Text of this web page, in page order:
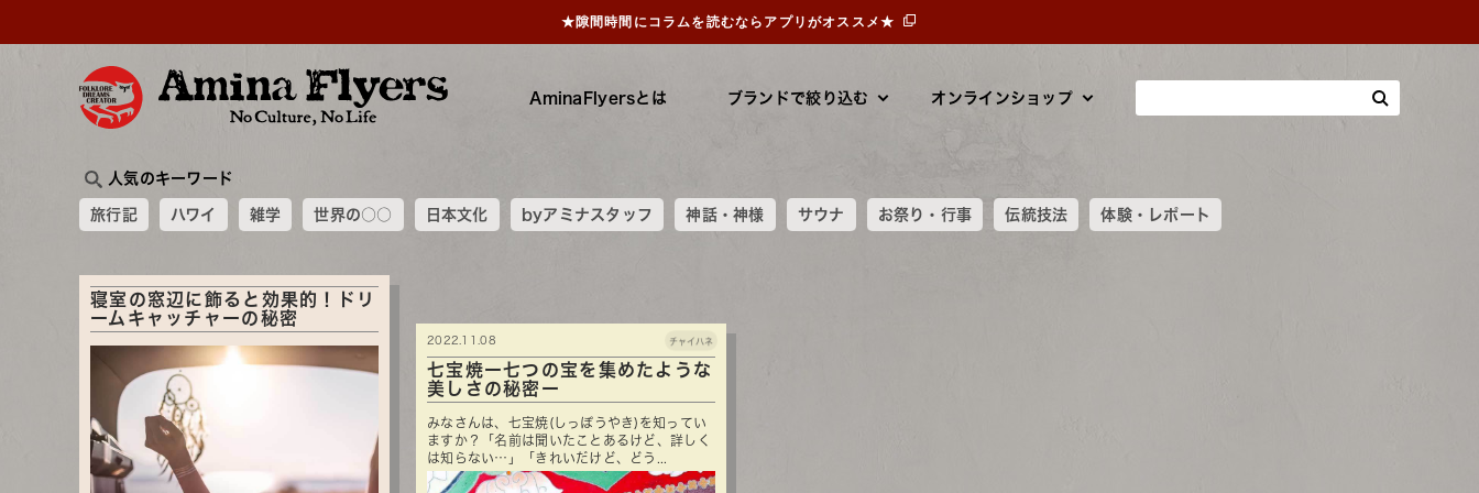
AminaFlyersとは ブランドで絞り込む オンラインショップ
人気のキーワード
旅行記 ハワイ 雑学 世界の○○ 日本文化 byアミナスタッフ 神話・神様 サウナ お祭り・行事 伝統技法 体験・レポート
★隙間時間にコラムを読むならアプリがオススメ★
寝室の窓辺に飾ると効果的！ドリ
ームキャッチャーの秘密
七宝焼ー七つの宝を集めたような
美しさの秘密ー
みなさんは、七宝焼(しっぽうやき)を知ってい
ますか？「名前は聞いたことあるけど、詳しく
は知らない…」「きれいだけど、どう...
2022.11.08 チャイハネ